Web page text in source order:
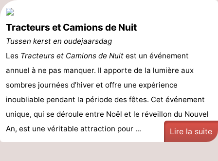
Tracteurs et Camions de Nuit
Tussen kerst en oudejaarsdag
Les Tracteurs et Camions de Nuit est un événement
annuel à ne pas manquer. Il apporte de la lumière aux
sombres journées d’hiver et offre une expérience
inoubliable pendant la période des fêtes. Cet événement
unique, qui se déroule entre Noël et le réveillon du Nouvel
An, est une véritable attraction pour ...
Lire la suite